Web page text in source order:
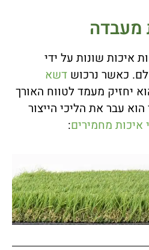
מעבדה
איכות שונות על ידי
כאשר נרכוש דשא
יחזיק מעמד לטווח האורך
עבר את הליכי הייצור
איכות מחמירים: